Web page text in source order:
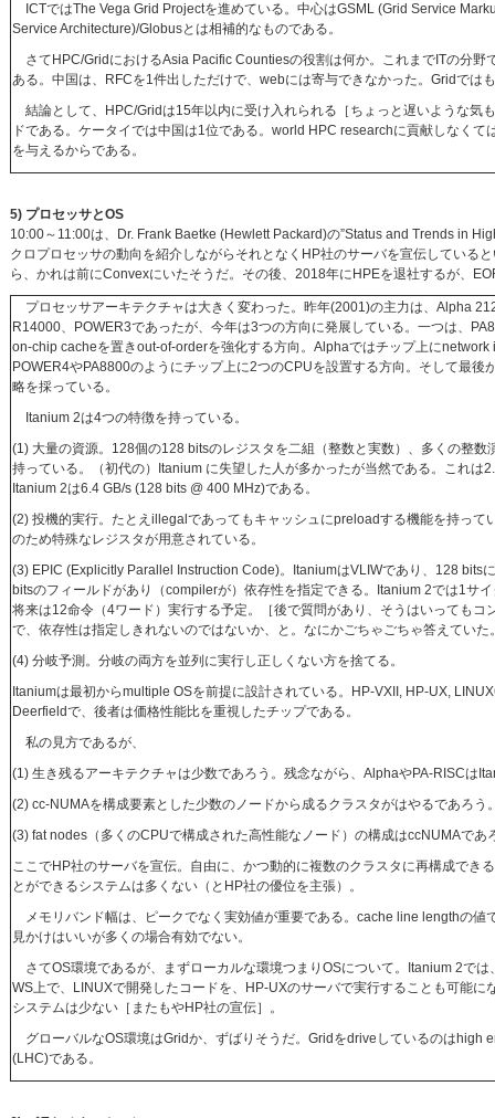
ICTではThe Vega Grid Projectを進めている。中心はGSML (Grid Service
Service Architecture)/Globusとは相補的なものである。
さてHPC/GridにおけるAsia Pacific Countiesの役割は何か。これまでITの分野
ある。中国は、RFCを1件出しただけで、webには寄与できなかった。Gridでは
結論として、HPC/Gridは15年以内に受け入れられる［ちょっと遅いような気
ドである。ケータイでは中国は1位である。world HPC researchに貢献しなく
を与えるからである。
5) プロセッサとOS
10:00～11:00は、Dr. Frank Baetke (Hewlett Packard)の”Status and Trends in
クロプロセッサの動向を紹介しながらそれとなくHP社のサーバを宣伝している
ら、かれは前にConvexにいたそうだ。その後、2018年にHPEを退社するが、
プロセッサアーキテクチャは大きく変わった。昨年(2001)の主力は、Alpha
R14000、POWER3であったが、今年は3つの方向に発展している。一つは、
on-chip cacheを置きout-of-orderを強化する方向。Alphaではチップ上に
POWER4やPA8800のようにチップ上に2つのCPUを設置する方向。そして最後
略を採っている。
Itanium 2は4つの特徴を持っている。
(1) 大量の資源。128個の128 bitsのレジスタを二組（整数と実数）、多くの整数
持っている。（初代の）Itanium に失望した人が多かったが当然である。これは
Itanium 2は6.4 GB/s (128 bits @ 400 MHz)である。
(2) 投機的実行。たとえillegalであってもキャッシュにpreloadする機能を持って
のため特殊なレジスタが用意されている。
(3) EPIC (Explicitly Parallel Instruction Code)。ItaniumはVLIWであり、128 bits
bitsのフィールドがあり（compilerが）依存性を指定できる。Itanium 2では1サ
将来は12命令（4ワード）実行する予定。［後で質問があり、そうはいってもコ
で、依存性は指定しきれないのではないか、と。なにかごちゃごちゃ答えていた
(4) 分岐予測。分岐の両方を並列に実行し正しくない方を捨てる。
Itaniumは最初からmultiple OSを前提に設計されている。HP-VXII, HP-UX,
Deerfieldで、後者は価格性能比を重視したチップである。
私の見方であるが、
(1) 生き残るアーキテクチャは少数であろう。残念ながら、AlphaやPA-RISCは
(2) cc-NUMAを構成要素とした少数のノードから成るクラスタがはやるであろう
(3) fat nodes（多くのCPUで構成された高性能なノード）の構成はccNUMAであ
ここでHP社のサーバを宣伝。自由に、かつ動的に複数のクラスタに再構成でき
とができるシステムは多くない（とHP社の優位を主張）。
メモリバンド幅は、ピークでなく実効値が重要である。cache line lengthの値
見かけはいいが多くの場合有効でない。
さてOS環境であるが、まずローカルな環境つまりOSについて。Itanium 2で
WS上で、LINUXで開発したコードを、HP-UXのサーバで実行することも可能
システムは少ない［またもやHP社の宣伝］。
グローバルなOS環境はGridか、ずばりそうだ。Gridをdriveしているのはhigh
(LHC)である。